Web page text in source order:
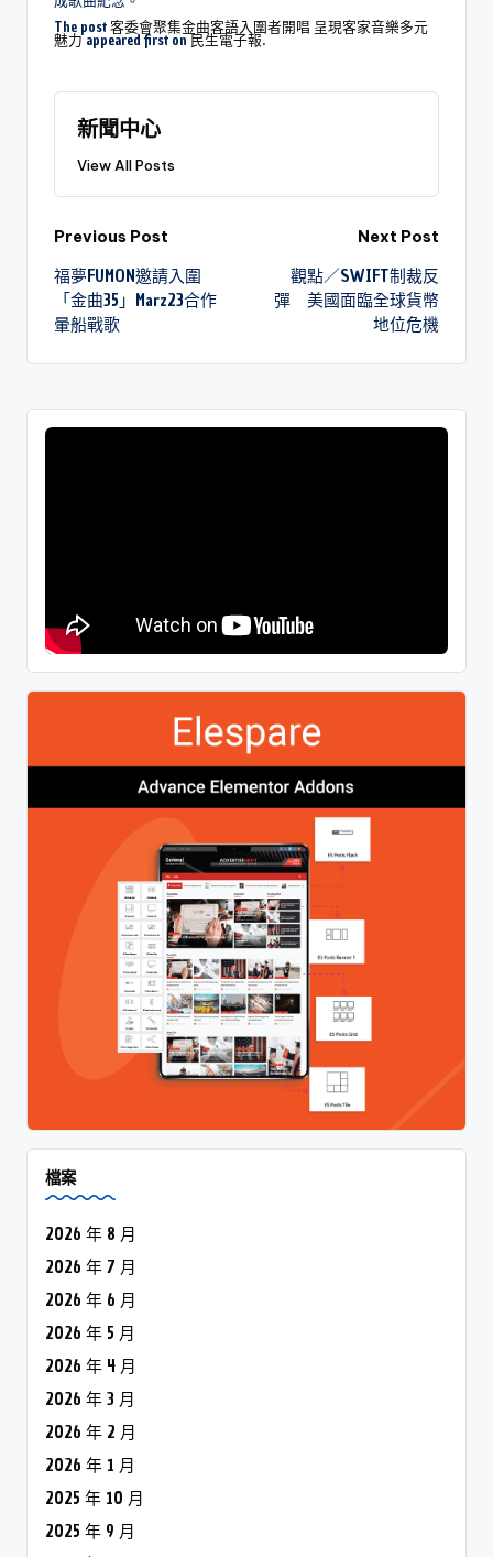
The post客委會聚集金曲客語入圍者開唱 呈現客家音樂多元
魅力appeared first on民生電子報.
新聞中心
View All Posts
Previous Post
福夢FUMON邀請入圍
「金曲35」Marz23合作
暈船戰歌
Next Post
觀點／SWIFT制裁反
彈 美國面臨全球貨幣
地位危機
檔案
2026 年 8 月
2026 年 7 月
2026 年 6 月
2026 年 5 月
2026 年 4 月
2026 年 3 月
2026 年 2 月
2026 年 1 月
2025 年 10 月
2025 年 9 月